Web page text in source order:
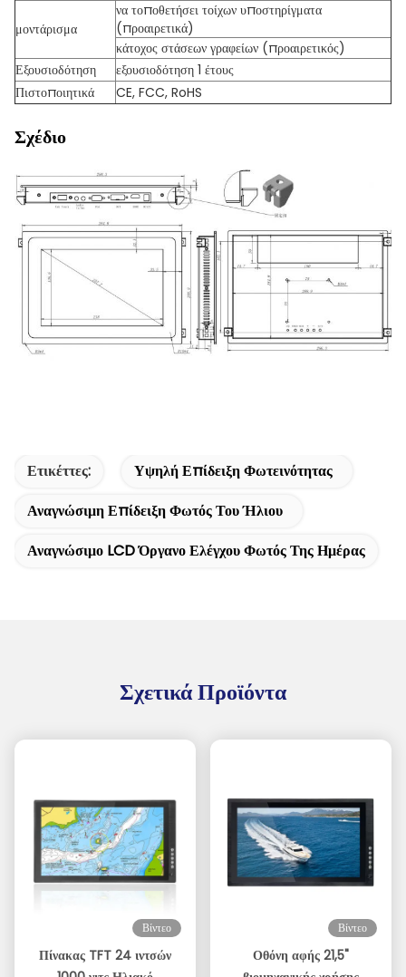
μοντάρισμα
να τοποθετήσει τοίχων υποστηρίγματα
(προαιρετικά)
κάτοχος στάσεων γραφείων (προαιρετικός)
Εξουσιοδότηση
εξουσιοδότηση 1 έτους
Πιστοποιητικά
CE, FCC, RoHS
Σχέδιο
Ετικέττες:
Υψηλή Επίδειξη Φωτεινότητας
Αναγνώσιμη Επίδειξη Φωτός Του Ήλιου
Αναγνώσιμο LCD Όργανο Ελέγχου Φωτός Της Ημέρας
Σχετικά Προϊόντα
Βίντεο
Πίνακας TFT 24 ιντσών
Βίντεο
Οθόνη αφής 21,5"